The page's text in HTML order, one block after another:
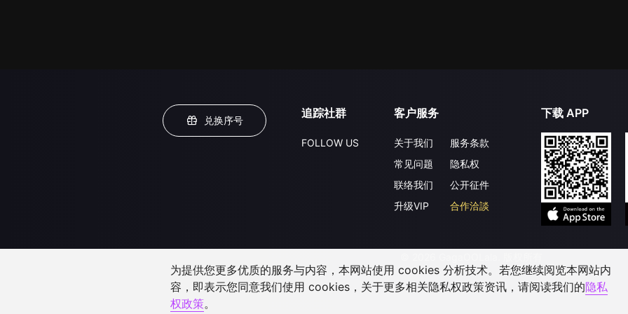
兑换序号
追踪社群
FOLLOW US
客户服务
关于我们
常见问题
联络我们
升级VIP
服务条款
隐私权
公开征件
合作洽談
下载 APP
为提供您更多优质的服务与内容，本网站使用 cookies 分析技术。若您继续阅览本网站内
容，即表示您同意我们使用 cookies，关于更多相关隐私权政策资讯，请阅读我们的隐私
权政策。